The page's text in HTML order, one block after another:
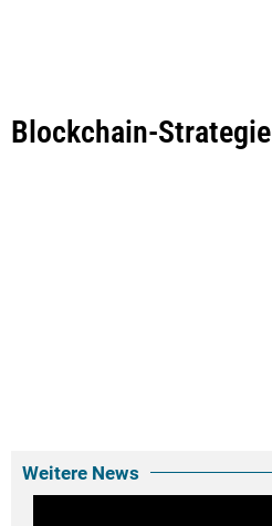
Blockchain-Strategie
Weitere News